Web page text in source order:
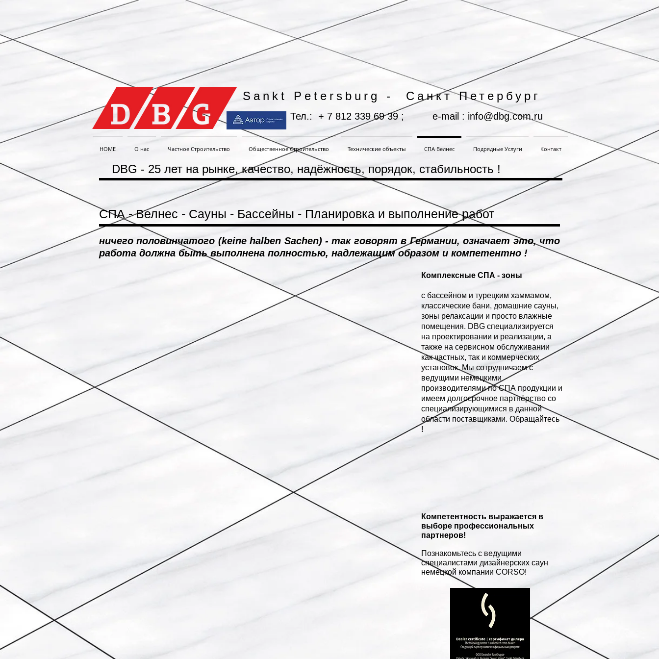
Sankt Petersburg - Санкт Петербург
Тел.: + 7 812 339 69 39 ; e-mail : info@dbg.com.ru
HOME О нас Частное Строительство Общественное Строительство Технические объекты СПА Велнес Подрядные Услуги Контакт
DBG - 25 лет на рынке, качество, надёжность, порядок, стабильность !
СПА - Велнес - Сауны - Бассейны - Планировка и выполнение работ
ничего половинчатого (keine halben Sachen) - так говорят в Германии, означает это, что
работа должна быть выполнена полностью, надлежащим образом и компетентно !
Комплексные СПА - зоны
с бассейном и турецким хаммамом,
классические бани, домашние сауны,
зоны релаксации и просто влажные
помещения. DBG специализируется
на проектировании и реализации, а
также на сервисном обслуживании
как частных, так и коммерческих
установок. Мы сотрудничаем с
ведущими немецкими
производителями по СПА продукции и
имеем долгосрочное партнёрство со
специализирующимися в данной
области поставщиками. Обращайтесь
!
Компетентность выражается в
выборе профессиональных
партнеров!
Познакомьтесь с ведущими
специалистами дизайнерских саун
немецкой компании CORSO!